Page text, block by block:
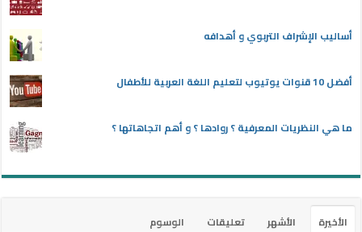
أساليب الإشراف التربوي و أهدافه
أفضل 10 قنوات يوتيوب لتعليم اللغة العربية للأطفال
ما هي النظريات المعرفية ؟ روادها ؟ و أهم اتجاهاتها ؟
الأخيرة الأشهر تعليقات
الوسوم